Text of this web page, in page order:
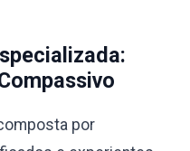
por